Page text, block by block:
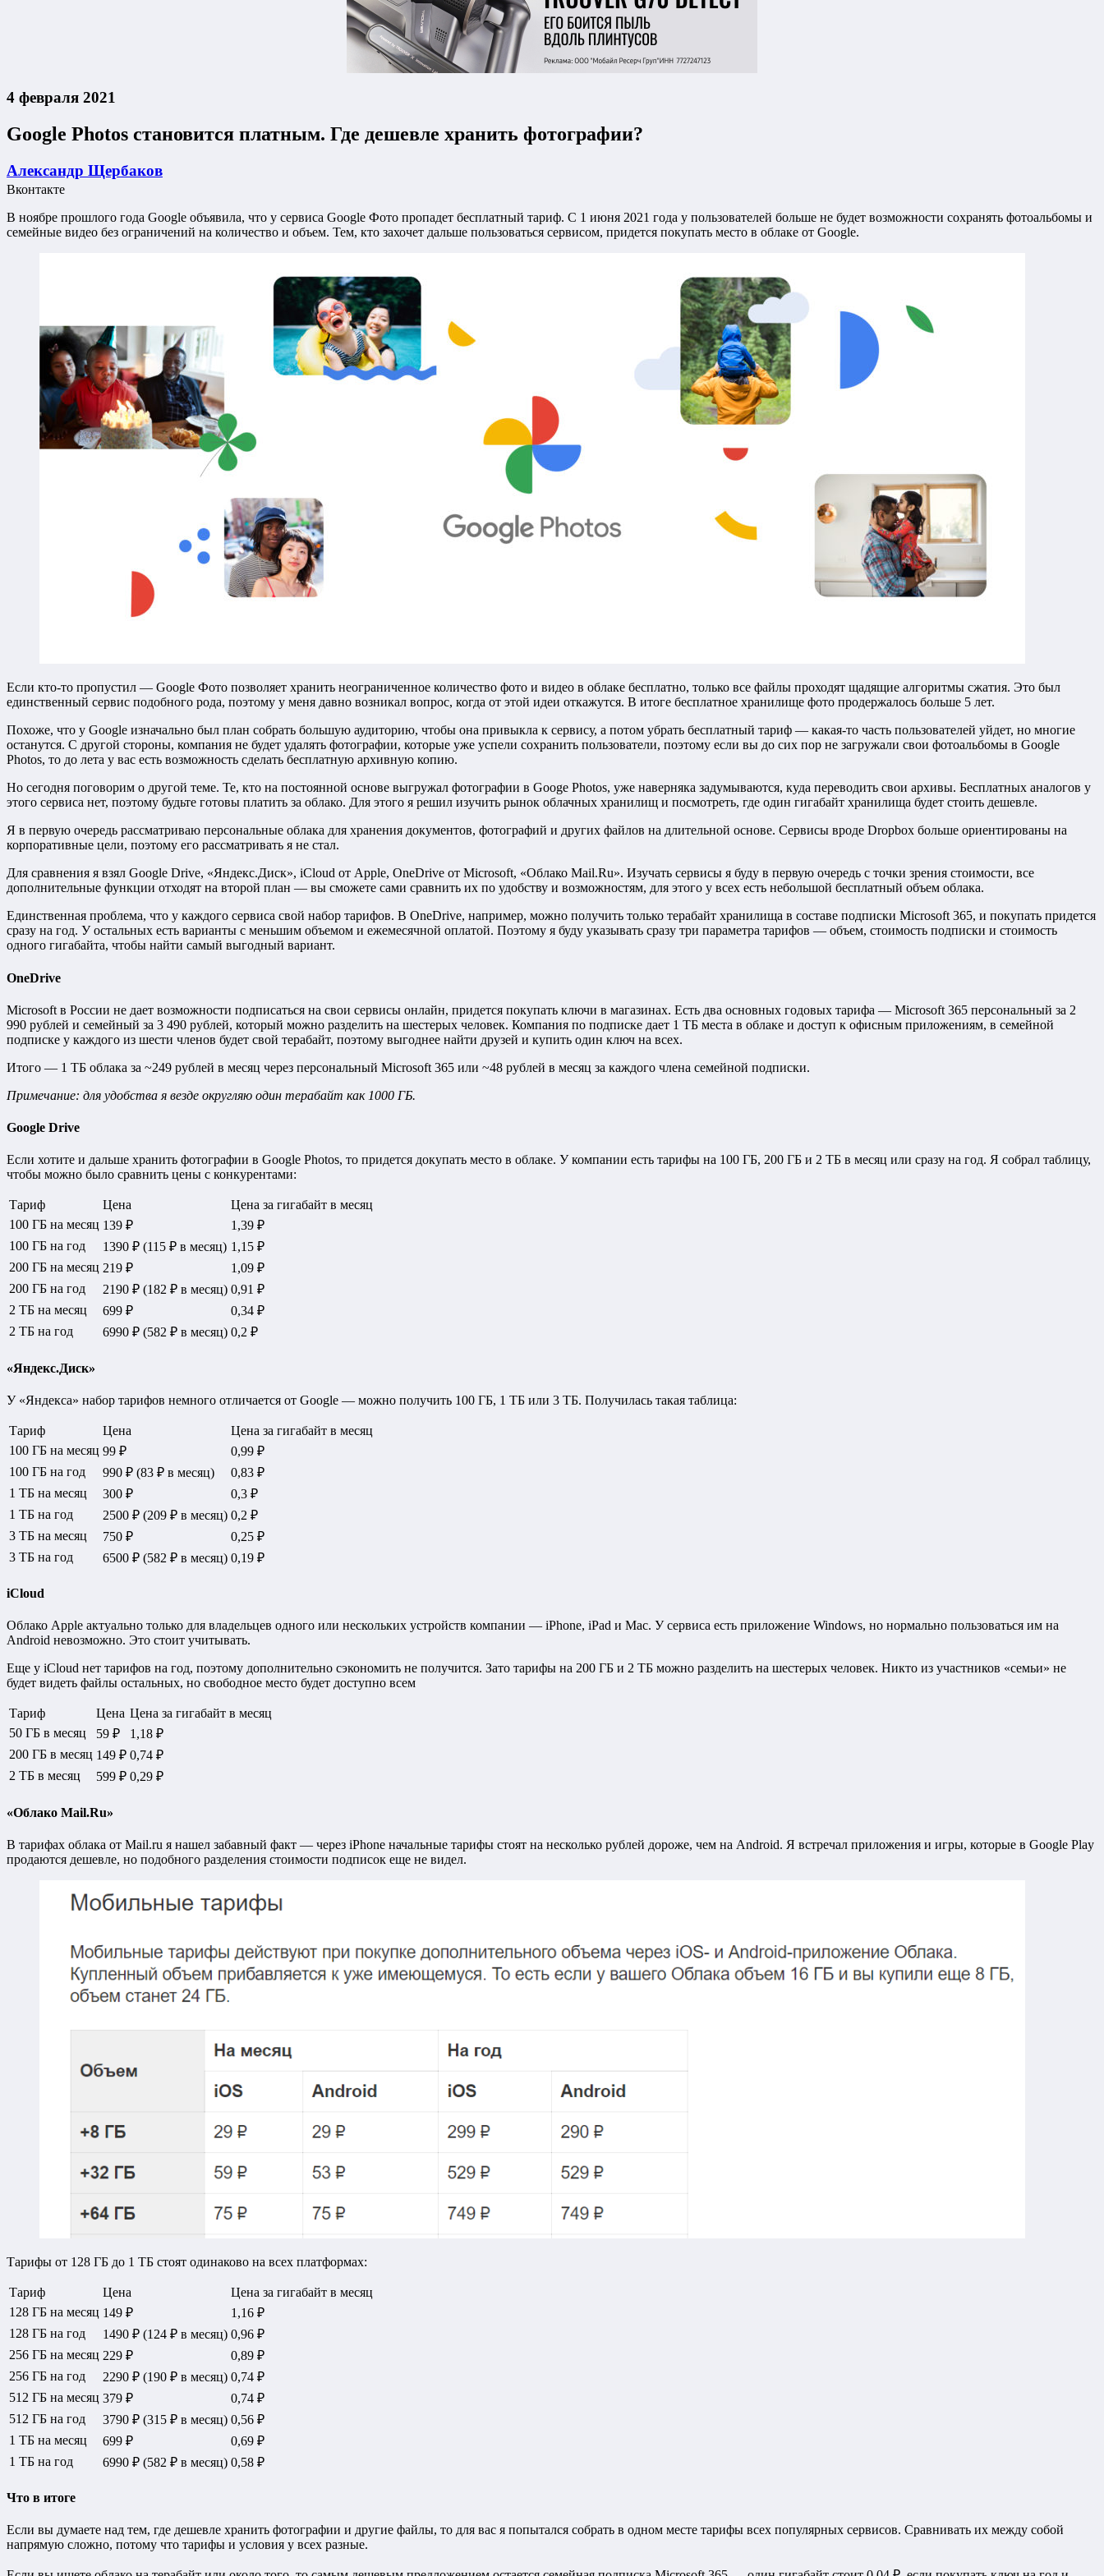
4 февраля 2021
Google Photos становится платным. Где дешевле хранить фотографии?
Александр Щербаков
Вконтакте
В ноябре прошлого года Google объявила, что у сервиса Google Фото пропадет бесплатный тариф. С 1 июня 2021 года у пользователей больше не будет возможности сохранять фотоальбомы и
семейные видео без ограничений на количество и объем. Тем, кто захочет дальше пользоваться сервисом, придется покупать место в облаке от Google.
Если кто-то пропустил — Google Фото позволяет хранить неограниченное количество фото и видео в облаке бесплатно, только все файлы проходят щадящие алгоритмы сжатия. Это был
единственный сервис подобного рода, поэтому у меня давно возникал вопрос, когда от этой идеи откажутся. В итоге бесплатное хранилище фото продержалось больше 5 лет.
Похоже, что у Google изначально был план собрать большую аудиторию, чтобы она привыкла к сервису, а потом убрать бесплатный тариф — какая-то часть пользователей уйдет, но многие
останутся. С другой стороны, компания не будет удалять фотографии, которые уже успели сохранить пользователи, поэтому если вы до сих пор не загружали свои фотоальбомы в Google
Photos, то до лета у вас есть возможность сделать бесплатную архивную копию.
Но сегодня поговорим о другой теме. Те, кто на постоянной основе выгружал фотографии в Googe Photos, уже наверняка задумываются, куда переводить свои архивы. Бесплатных аналогов у
этого сервиса нет, поэтому будьте готовы платить за облако. Для этого я решил изучить рынок облачных хранилищ и посмотреть, где один гигабайт хранилища будет стоить дешевле.
Я в первую очередь рассматриваю персональные облака для хранения документов, фотографий и других файлов на длительной основе. Сервисы вроде Dropbox больше ориентированы на
корпоративные цели, поэтому его рассматривать я не стал.
Для сравнения я взял Google Drive, «Яндекс.Диск», iCloud от Apple, OneDrive от Microsoft, «Облако Mail.Ru». Изучать сервисы я буду в первую очередь с точки зрения стоимости, все
дополнительные функции отходят на второй план — вы сможете сами сравнить их по удобству и возможностям, для этого у всех есть небольшой бесплатный объем облака.
Единственная проблема, что у каждого сервиса свой набор тарифов. В OneDrive, например, можно получить только терабайт хранилища в составе подписки Microsoft 365, и покупать придется
сразу на год. У остальных есть варианты с меньшим объемом и ежемесячной оплатой. Поэтому я буду указывать сразу три параметра тарифов — объем, стоимость подписки и стоимость
одного гигабайта, чтобы найти самый выгодный вариант.
OneDrive
Microsoft в России не дает возможности подписаться на свои сервисы онлайн, придется покупать ключи в магазинах. Есть два основных годовых тарифа — Microsoft 365 персональный за 2
990 рублей и семейный за 3 490 рублей, который можно разделить на шестерых человек. Компания по подписке дает 1 ТБ места в облаке и доступ к офисным приложениям, в семейной
подписке у каждого из шести членов будет свой терабайт, поэтому выгоднее найти друзей и купить один ключ на всех.
Итого — 1 ТБ облака за ~249 рублей в месяц через персональный Microsoft 365 или ~48 рублей в месяц за каждого члена семейной подписки.
Примечание: для удобства я везде округляю один терабайт как 1000 ГБ.
Google Drive
Если хотите и дальше хранить фотографии в Google Photos, то придется докупать место в облаке. У компании есть тарифы на 100 ГБ, 200 ГБ и 2 ТБ в месяц или сразу на год. Я собрал таблицу,
чтобы можно было сравнить цены с конкурентами:
Тариф Цена
Цена за гигабайт в месяц
100 ГБ на месяц 139 ₽
1,39 ₽
100 ГБ на год
1390 ₽ (115 ₽ в месяц) 1,15 ₽
200 ГБ на месяц 219 ₽
1,09 ₽
200 ГБ на год
2190 ₽ (182 ₽ в месяц) 0,91 ₽
2 ТБ на месяц
699 ₽
0,34 ₽
2 ТБ на год
6990 ₽ (582 ₽ в месяц) 0,2 ₽
«Яндекс.Диск»
У «Яндекса» набор тарифов немного отличается от Google — можно получить 100 ГБ, 1 ТБ или 3 ТБ. Получилась такая таблица:
Тариф Цена
Цена за гигабайт в месяц
100 ГБ на месяц 99 ₽
0,99 ₽
100 ГБ на год
990 ₽ (83 ₽ в месяц)
0,83 ₽
1 ТБ на месяц
300 ₽
0,3 ₽
1 ТБ на год
2500 ₽ (209 ₽ в месяц) 0,2 ₽
3 ТБ на месяц
750 ₽
0,25 ₽
3 ТБ на год
6500 ₽ (582 ₽ в месяц) 0,19 ₽
iCloud
Облако Apple актуально только для владельцев одного или нескольких устройств компании — iPhone, iPad и Mac. У сервиса есть приложение Windows, но нормально пользоваться им на
Android невозможно. Это стоит учитывать.
Еще у iCloud нет тарифов на год, поэтому дополнительно сэкономить не получится. Зато тарифы на 200 ГБ и 2 ТБ можно разделить на шестерых человек. Никто из участников «семьи» не
будет видеть файлы остальных, но свободное место будет доступно всем
Тариф Цена Цена за гигабайт в месяц
50 ГБ в месяц
59 ₽
1,18 ₽
200 ГБ в месяц 149 ₽ 0,74 ₽
2 ТБ в месяц
599 ₽ 0,29 ₽
«Облако Mail.Ru»
В тарифах облака от Mail.ru я нашел забавный факт — через iPhone начальные тарифы стоят на несколько рублей дороже, чем на Android. Я встречал приложения и игры, которые в Google Play
продаются дешевле, но подобного разделения стоимости подписок еще не видел.
Тарифы от 128 ГБ до 1 ТБ стоят одинаково на всех платформах:
Тариф Цена
Цена за гигабайт в месяц
128 ГБ на месяц 149 ₽
1,16 ₽
128 ГБ на год
1490 ₽ (124 ₽ в месяц) 0,96 ₽
256 ГБ на месяц 229 ₽
0,89 ₽
256 ГБ на год
2290 ₽ (190 ₽ в месяц) 0,74 ₽
512 ГБ на месяц 379 ₽
0,74 ₽
512 ГБ на год
3790 ₽ (315 ₽ в месяц) 0,56 ₽
1 ТБ на месяц
699 ₽
0,69 ₽
1 ТБ на год
6990 ₽ (582 ₽ в месяц) 0,58 ₽
Что в итоге
Если вы думаете над тем, где дешевле хранить фотографии и другие файлы, то для вас я попытался собрать в одном месте тарифы всех популярных сервисов. Сравнивать их между собой
напрямую сложно, потому что тарифы и условия у всех разные.